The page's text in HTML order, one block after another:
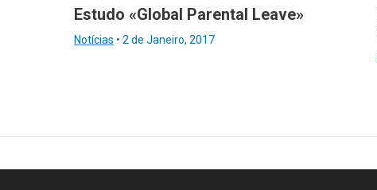
Estudo «Global Parental Leave»
Notícias • 2 de Janeiro, 2017